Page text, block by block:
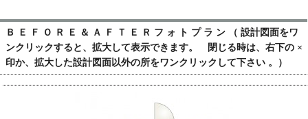
Ｂ Ｅ Ｆ Ｏ Ｒ Ｅ ＆ Ａ Ｆ Ｔ Ｅ Ｒ フ ォ ト プ ラ ン （ 設計図面をワ
ンクリックすると、拡大して表示できます。 閉じる時は、右下の ×
印か、拡大した設計図面以外の所をワンクリックして下さい 。）